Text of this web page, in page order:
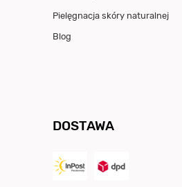
Pielęgnacja skóry naturalnej
Blog
DOSTAWA